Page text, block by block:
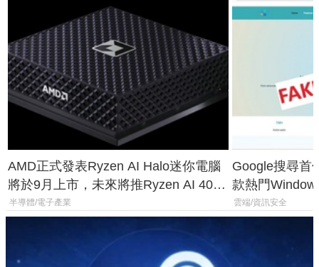
AMD正式發表Ryzen AI Halo迷你電腦
將於9月上市，未來將推Ryzen AI 400
Max系列處理器與對應升級版
半導體/電子產業
Google搜尋首
款熱門
機
雲端/資訊安全